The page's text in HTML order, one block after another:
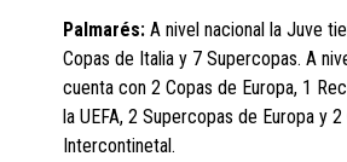
Palmarés:A nivel nacional la Juve
Copas de Italia y 7 Supercopas. A
cuenta con 2 Copas de Europa, 1
la UEFA, 2 Supercopas de Europa y 2
Intercontinetal.